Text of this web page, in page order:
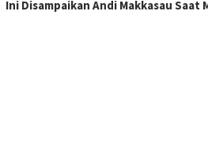
Ini Disampaikan Andi Makkasau Saat